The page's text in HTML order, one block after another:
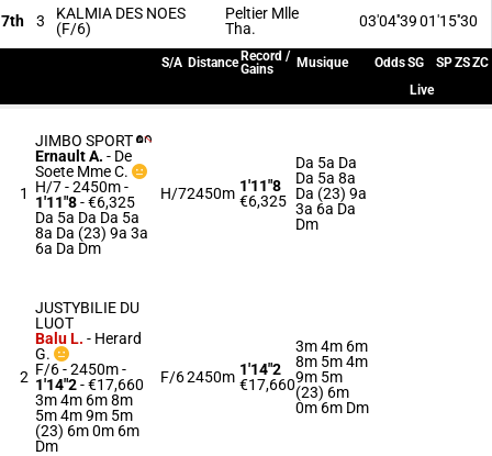
7th 3
KALMIA DES NOES
(F/6)
Peltier Mlle
Tha.
03'04''3901'15''30
S/A Distance Record /
Gains
Musique OddsSG SPZSZC
Live
1
JIMBO SPORT
Ernault A. - De
Soete Mme C.
H/7 - 2450m-
1'11"8- €6,325
Da 5a Da Da 5a
8a Da (23) 9a 3a
6a Da Dm
H/72450m 1'11"8
€6,325
Da 5a Da
Da 5a 8a
Da (23) 9a
3a 6a Da
Dm
2
JUSTYBILIE DU
LUOT
Balu L. - Herard
G.
F/6 - 2450m-
1'14"2- €17,660
3m 4m 6m 8m
5m 4m 9m 5m
(23) 6m 0m 6m
Dm
F/62450m 1'14"2
€17,660
3m 4m 6m
8m 5m 4m
9m 5m
(23) 6m
0m 6m Dm